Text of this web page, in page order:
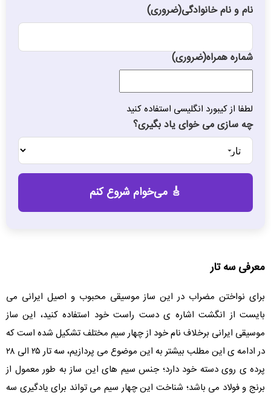
نام و نام خانوادگی(ضروری)
شماره همراه(ضروری)
لطفا از کیبورد انگلیسی استفاده کنید
چه سازی می خوای یاد بگیری؟
معرفی سه تار
برای نواختن مضراب در این ساز موسیقی محبوب و اصیل ایرانی می
بایست از انگشت اشاره ی دست راست خود استفاده کنید، این ساز
موسیقی ایرانی برخلاف نام خود از چهار سیم مختلف تشکیل شده است که
در ادامه ی این مطلب بیشتر به این موضوع می پردازیم، سه تار ۲۵ الی ۲۸
پرده ی روی دسته خود دارد؛ جنس سیم های این ساز به طور معمول از
برنج و فولاد می باشد؛ شناخت این چهار سیم می تواند برای یادگیری سه